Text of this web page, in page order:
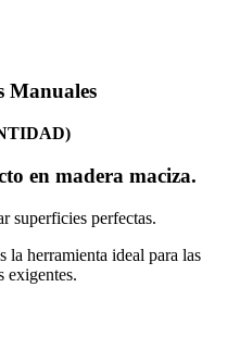
Manuales
en madera maciza.
superficies perfectas.
la herramienta ideal para las
exigentes.